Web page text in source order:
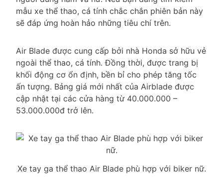
mẫu xe thể thao, cá tính chắc chắn phiên bản này
sẽ đáp ứng hoàn hảo những tiêu chí trên.
Air Blade được cung cấp bởi nhà Honda sở hữu vẻ
ngoài thể thao, cá tính. Đồng thời, được trang bị
khối động cơ ổn định, bền bỉ cho phép tăng tốc
ấn tượng. Bảng giá mới nhất của Airblade được
cập nhật tại các cửa hàng từ 40.000.000 –
53.000.000đ trở lên.
Xe tay ga thể thao Air Blade phù hợp với biker nữ.